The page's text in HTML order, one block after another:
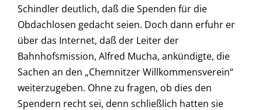
Schindler deutlich, daß die Spenden für die
Obdachlosen gedacht seien. Doch dann erfuhr er
über das Internet, daß der Leiter der
Bahnhofsmission, Alfred Mucha, ankündigte, die
Sachen an den „Chemnitzer Willkommensverein“
weiterzugeben. Ohne zu fragen, ob dies den
Spendern recht sei, denn schließlich hatten sie